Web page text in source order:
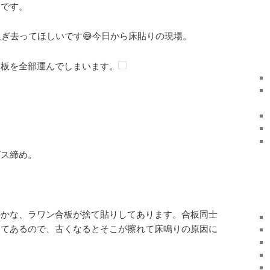
す。
去ってほしいです😅今日から床貼りの現場。
を全部運んでしまいます。
締め。
な、ラワン合板が捨て貼りしてあります。合板同士
あるので、古くなるとそこが擦れて床鳴りの原因に